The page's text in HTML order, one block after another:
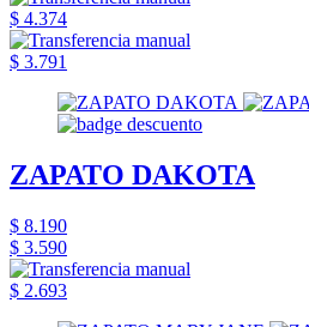
$ 4.374
$ 3.791
ZAPATO DAKOTA
$ 8.190
$ 3.590
$ 2.693